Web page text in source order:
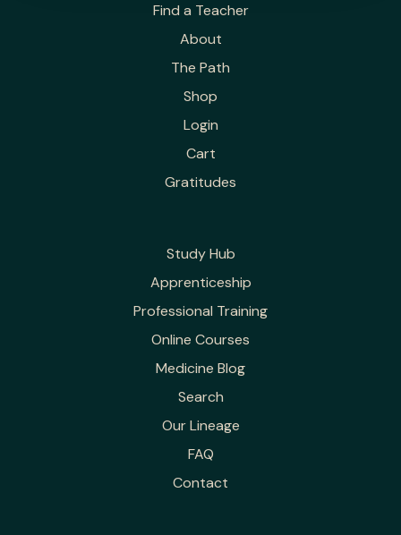
Find a Teacher
About
The Path
Shop
Login
Cart
Gratitudes
Study Hub
Apprenticeship
Professional Training
Online Courses
Medicine Blog
Search
Our Lineage
FAQ
Contact